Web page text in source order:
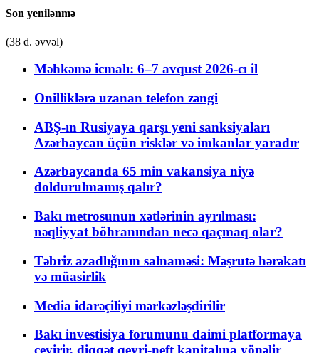
Son yenilənmə
(38 d. əvvəl)
Məhkəmə icmalı: 6–7 avqust 2026-cı il
Onilliklərə uzanan telefon zəngi
ABŞ-ın Rusiyaya qarşı yeni sanksiyaları
Azərbaycan üçün risklər və imkanlar yaradır
Azərbaycanda 65 min vakansiya niyə
doldurulmamış qalır?
Bakı metrosunun xətlərinin ayrılması:
nəqliyyat böhranından necə qaçmaq olar?
Təbriz azadlığının salnaməsi: Məşrutə hərəkatı
və müasirlik
Media idarəçiliyi mərkəzləşdirilir
Bakı investisiya forumunu daimi platformaya
çevirir, diqqət qeyri-neft kapitalına yönəlir